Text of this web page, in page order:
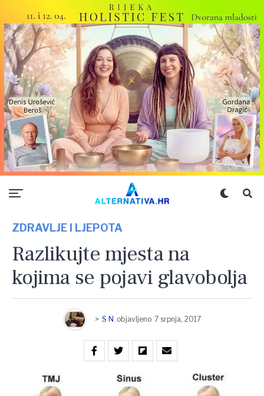
ZDRAVLJE I LJEPOTA
Razlikujte mjesta na
kojima se pojavi glavobolja
> S N objavljeno 7 srpnja, 2017